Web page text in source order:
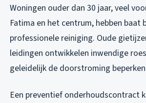
Woningen ouder dan 30 jaar, veel
Fatima en het centrum, hebben baat
professionele reiniging. Oude
leidingen ontwikkelen inwendige
geleidelijk de doorstroming
Een preventief onderhoudscontract